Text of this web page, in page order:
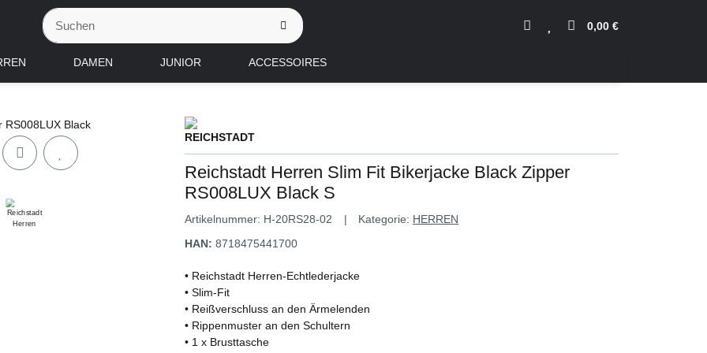
0,00 €
DAMEN JUNIOR ACCESSOIRES
Reichstadt Herren Slim Fit Bikerjacke Black Zipper
RS008LUX Black S
Artikelnummer: H-20RS28-02 Kategorie: HERREN
HAN: 8718475441700
• Reichstadt Herren-Echtlederjacke
• Slim-Fit
• Reißverschluss an den Ärmelenden
• Rippenmuster an den Schultern
• 1 x Brusttasche